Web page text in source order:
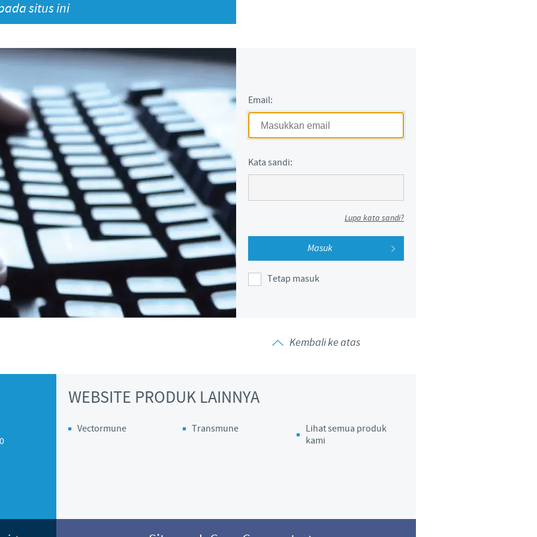
Bulgaria
Canada (EN)
Chile
China
Colombia
Denmark
Egypt
Korea
Mexico
Middle East
Netherlands
Peru
Philippines
Ukraine
United Kingdom
Vietnam
You are leaving the country website to access another site in the group.
Regulatory constraints and medical practices vary from country to country. Consequently, the
information provided on the site in which you enter may not be suitable for use in your
country.
situs ini
Email:
Kata sandi:
Lupa kata sandi?
Tetap masuk
Kembali ke atas
WEBSITE PRODUK LAINNYA
Vectormune Transmune
Lihat semua produk
kami